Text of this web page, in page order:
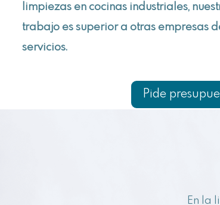
limpiezas en cocinas industriales,
trabajo es superior a otras empresas
servicios.
Pide
En la